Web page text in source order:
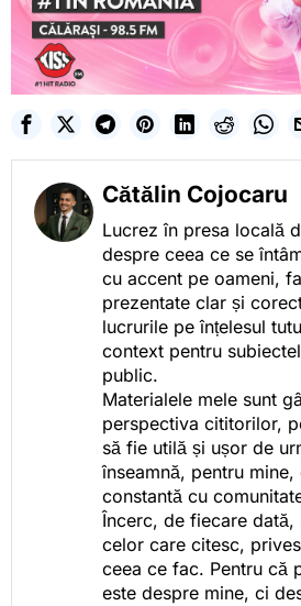
Cătălin Cojocaru
Lucrez în presa locală
despre ceea ce se
cu accent pe oameni,
prezentate clar și
lucrurile pe înțelesul
context pentru
public.
Materialele mele sunt
perspectiva cititorilor,
să fie utilă și ușor de
înseamnă, pentru mine,
constantă cu
Încerc, de fiecare dată,
celor care citesc,
ceea ce fac. Pentru că
este despre mine, ci